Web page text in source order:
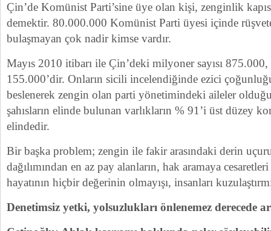
Çin’de Komünist Parti’sine üye olan kişi, zenginlik
demektir. 80.000.000 Komünist Parti üyesi içinde
bulaşmayan çok nadir kimse vardır.
Mayıs 2010 itibarı ile Çin’deki milyoner sayısı 875.000,
155.000’dir. Onların sicili incelendiğinde ezici
beslenerek zengin olan parti yönetimindeki aileler
şahısların elinde bulunan varlıkların % 91’i üst düzey
elindedir.
Bir başka problem; zengin ile fakir arasındaki derin
dağılımından en az pay alanların, hak aramaya
hayatının hiçbir değerinin olmayışı, insanları
Denetimsiz yetki, yolsuzlukları önlenemez derecede